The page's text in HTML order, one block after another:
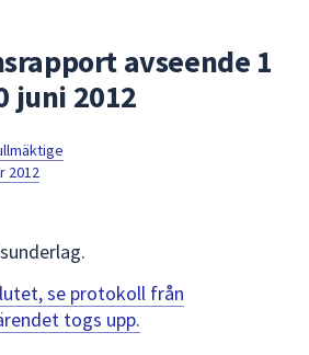
sökfältet
kommer
för
att
navigera
avseende 1
juni 2012
2012
se protokoll från
togs upp.